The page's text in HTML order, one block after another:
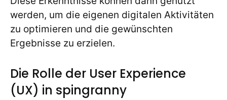
werden, um die eigenen digitalen Aktivitäten
zu optimieren und die gewünschten
Ergebnisse zu erzielen.
Die Rolle der User Experience
(UX) in spingranny